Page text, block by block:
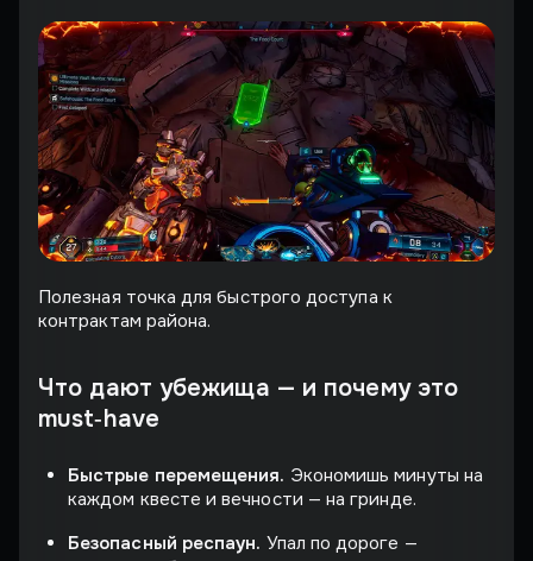
Полезная точка для быстрого доступа к
контрактам района.
Что дают убежища — и почему это
must‑have
Быстрые перемещения. Экономишь минуты на
каждом квесте и вечности — на гринде.
Безопасный респаун. Упал по дороге —